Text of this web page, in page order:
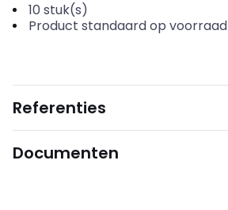
10 stuk(s)
Product standaard op voorraad
Referenties
Documenten